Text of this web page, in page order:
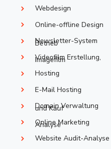
Webdesign
Online-offline Design
Newsletter-System
Betrieb
Videofilm Erstellung,
Imagefilm
Hosting
E-Mail Hosting
Domain Verwaltung
und Kauf
Online Marketing
Analyse
Website Audit-Analyse